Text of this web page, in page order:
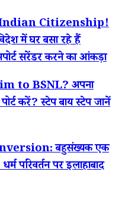
Citizenship!
में घर बसा रहे हैं
सरेंडर करने का आंकड़ा
to BSNL? अपना
करें? स्टेप बाय स्टेप जानें
बहुसंख्यक एक
परिवर्तन पर इलाहाबाद